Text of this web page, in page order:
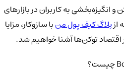
انگیزه‌بخشی به کاربران در بازارهای
بلاگ کیف پول منبا سازوکار، مزایا
توکن‌ها آشنا خواهیم شد.